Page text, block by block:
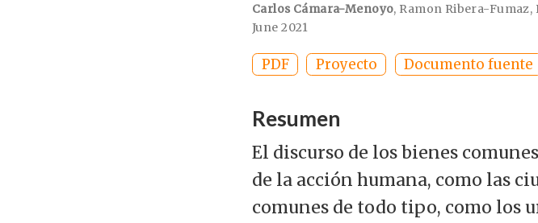
Carlos Cámara-Menoyo, Ramon Ribera-Fumaz,
June 2021
PDF Proyecto Documento fuente
Resumen
El discurso de los bienes
de la acción humana, como las
comunes de todo tipo, como los